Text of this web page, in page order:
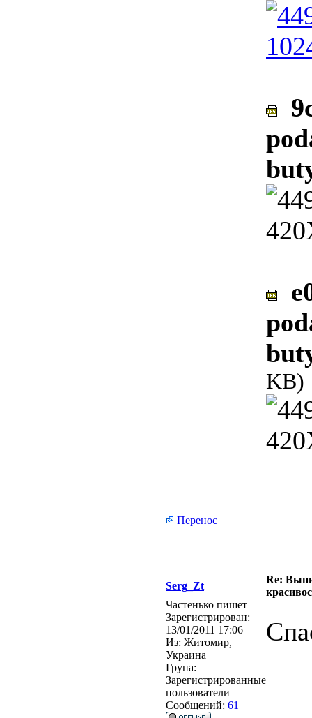
KB)
Перенос
Serg_Zt
Re:
Частенько пишет
Зарегистрирован:
13/01/2011 17:06
Из: Житомир,
Украина
Група:
Зарегистрированные
пользователи
Сообщений: 61